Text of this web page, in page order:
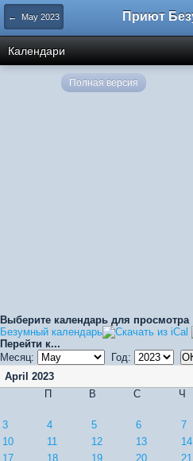
← May 2023
Календари
Выберите календарь для просмотра
Безумный календарь
Перейти к...
Месяц:
Год:
April 2023
П
В С Ч
3
4 5 6 7
10
11 12 13 14
17
18 19 20 21
Полная версия